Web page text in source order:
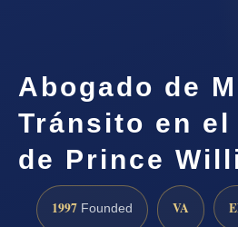
Abogado de
Tránsito en el
de Prince
1997 Founded VA